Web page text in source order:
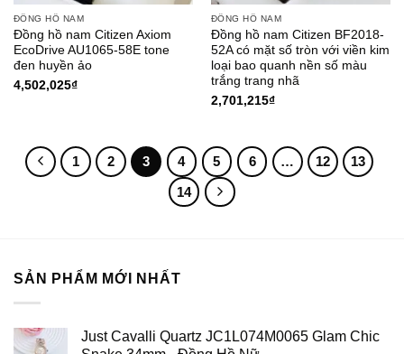
ĐỒNG HỒ NAM
Đồng hồ nam Citizen Axiom
EcoDrive AU1065-58E tone
đen huyền ảo
4,502,025₫
ĐỒNG HỒ NAM
Đồng hồ nam Citizen BF2018-
52A có mặt số tròn với viền kim
loại bao quanh nền số màu
trắng trang nhã
2,701,215₫
1 2 3 4 5 6 … 12
13
14
SẢN PHẨM MỚI NHẤT
Just Cavalli Quartz JC1L074M0065 Glam Chic